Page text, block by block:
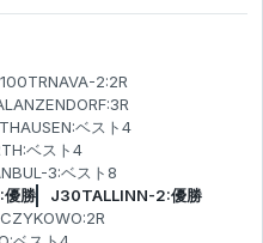
2:2R
ベスト4
ベスト4
3:ベスト8
勝
J30TALLINN-2:優勝